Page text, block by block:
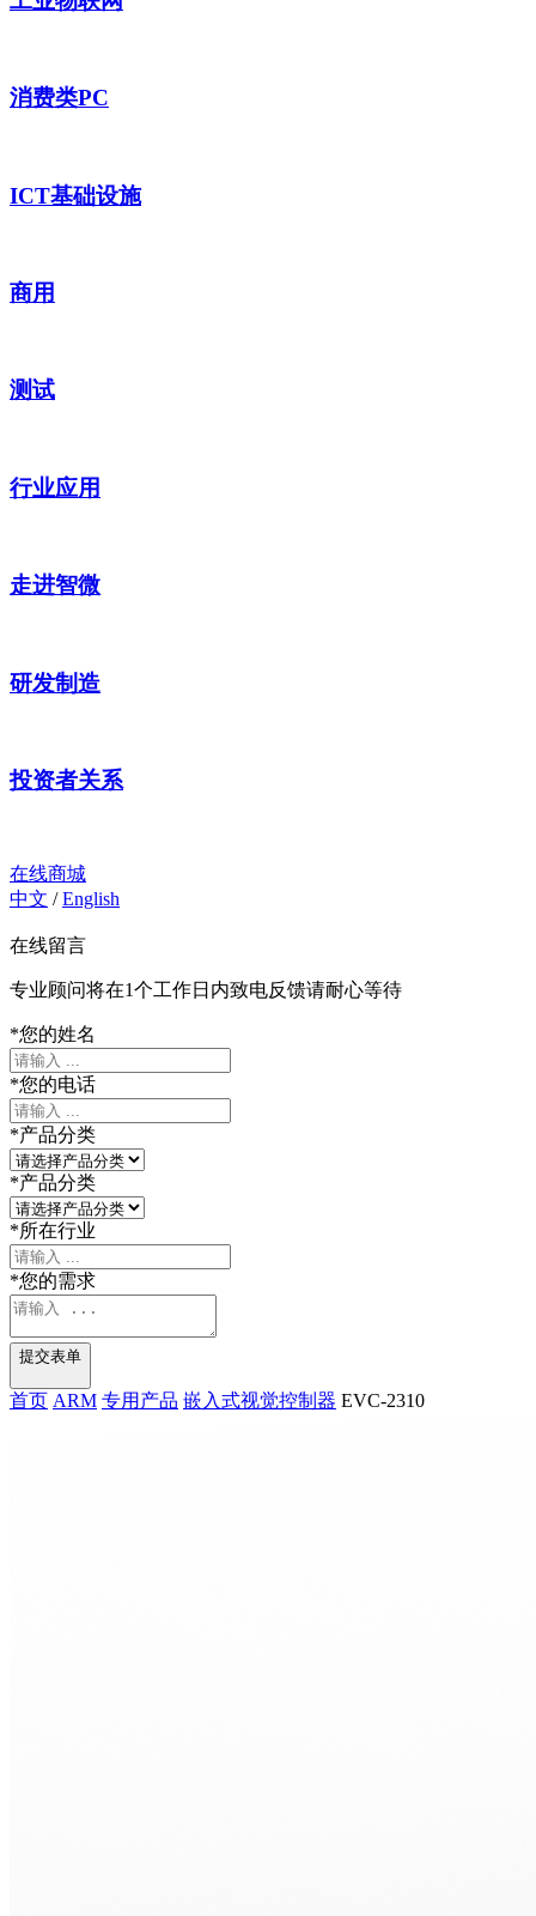
消费类PC
ICT基础设施
商用
测试
行业应用
走进智微
研发制造
投资者关系
在线商城
中文 /English
在线留言
专业顾问将在1个工作日内致电反馈请耐心等待
*您的姓名
*您的电话
*产品分类
*产品分类
*所在行业
*您的需求
提交表单
首页 ARM 专用产品 嵌入式视觉控制器 EVC-2310